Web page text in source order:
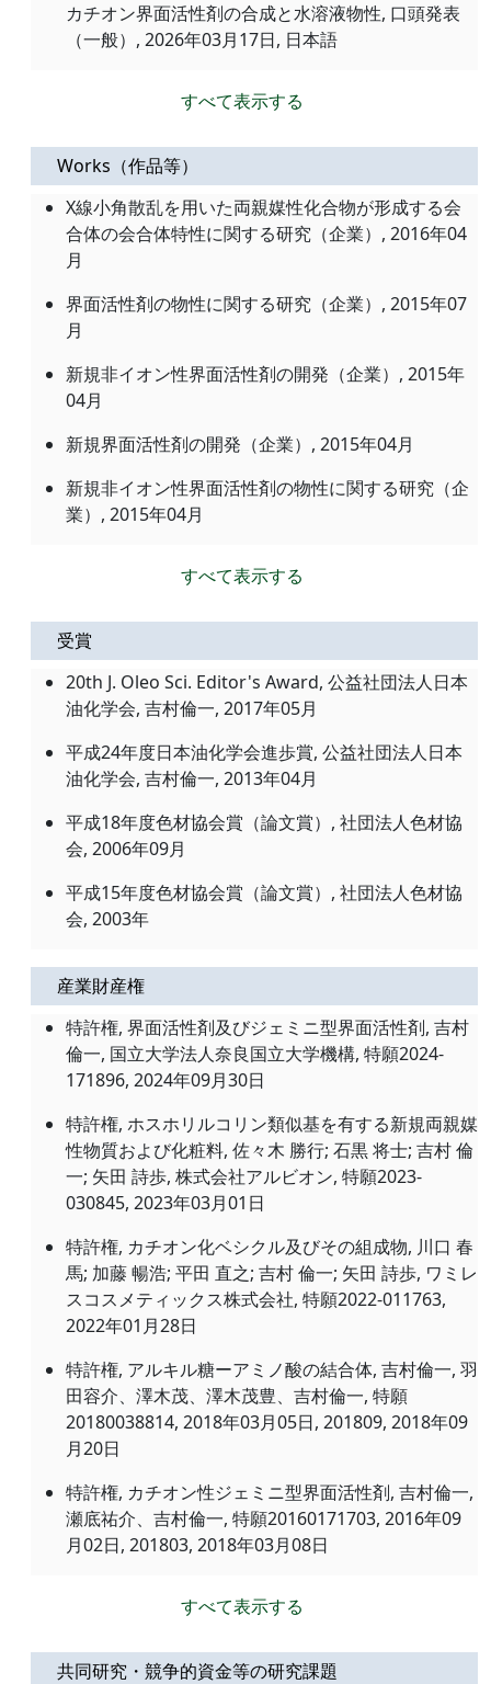
カチオン界面活性剤の合成と水溶液物性, 口頭発表
（一般）, 2026年03月17日, 日本語
すべて表示する
Works（作品等）
X線小角散乱を用いた両親媒性化合物が形成する会
合体の会合体特性に関する研究（企業）, 2016年04
月
界面活性剤の物性に関する研究（企業）, 2015年07
月
新規非イオン性界面活性剤の開発（企業）, 2015年
04月
新規界面活性剤の開発（企業）, 2015年04月
新規非イオン性界面活性剤の物性に関する研究（企
業）, 2015年04月
すべて表示する
受賞
20th J. Oleo Sci. Editor's Award, 公益社団法人日本
油化学会, 吉村倫一, 2017年05月
平成24年度日本油化学会進歩賞, 公益社団法人日本
油化学会, 吉村倫一, 2013年04月
平成18年度色材協会賞（論文賞）, 社団法人色材協
会, 2006年09月
平成15年度色材協会賞（論文賞）, 社団法人色材協
会, 2003年
産業財産権
特許権, 界面活性剤及びジェミニ型界面活性剤, 吉村
倫一, 国立大学法人奈良国立大学機構, 特願2024-
171896, 2024年09月30日
特許権, ホスホリルコリン類似基を有する新規両親媒
性物質および化粧料, 佐々木 勝行; 石黒 将士; 吉村 倫
一; 矢田 詩歩, 株式会社アルビオン, 特願2023-
030845, 2023年03月01日
特許権, カチオン化ベシクル及びその組成物, 川口 春
馬; 加藤 暢浩; 平田 直之; 吉村 倫一; 矢田 詩歩, ワミレ
スコスメティックス株式会社, 特願2022-011763,
2022年01月28日
特許権, アルキル糖ーアミノ酸の結合体, 吉村倫一, 羽
田容介、澤木茂、澤木茂豊、吉村倫一, 特願
20180038814, 2018年03月05日, 201809, 2018年09
月20日
特許権, カチオン性ジェミニ型界面活性剤, 吉村倫一,
瀬底祐介、吉村倫一, 特願20160171703, 2016年09
月02日, 201803, 2018年03月08日
すべて表示する
共同研究・競争的資金等の研究課題